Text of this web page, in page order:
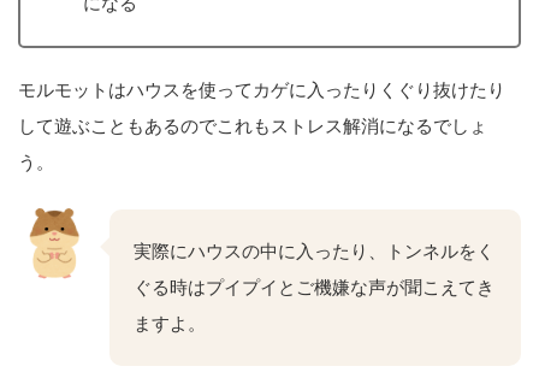
モルモットはハウスを使ってカゲに入ったりくぐり抜けたり
して遊ぶこともあるのでこれもストレス解消になるでしょ
う。
実際にハウスの中に入ったり、トンネルをく
ぐる時はプイプイとご機嫌な声が聞こえてき
ますよ。